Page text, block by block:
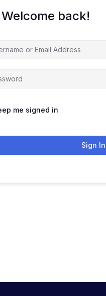
Welcome back!
me signed in
Sign In